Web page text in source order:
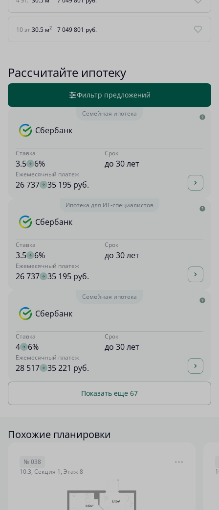
10 эт.30.5 м2 7 049 801 руб.
Рассчитайте ипотеку
Фильтр предложений
Семейная ипотека
Сбербанк
Ставка
3.5 6%
Срок
до 30 лет
Ежемесячный платеж
26 737 35 195 руб.
Ипотека для ИТ-специалистов
Сбербанк
Ставка
3.5 6%
Срок
до 30 лет
Ежемесячный платеж
26 737 35 195 руб.
Семейная ипотека
Сбербанк
Ставка
4 6%
Срок
до 30 лет
Ежемесячный платеж
28 517 35 221 руб.
Показать еще 67
Похожие планировки
№ 038
10.3, Секция 1, Этаж 8